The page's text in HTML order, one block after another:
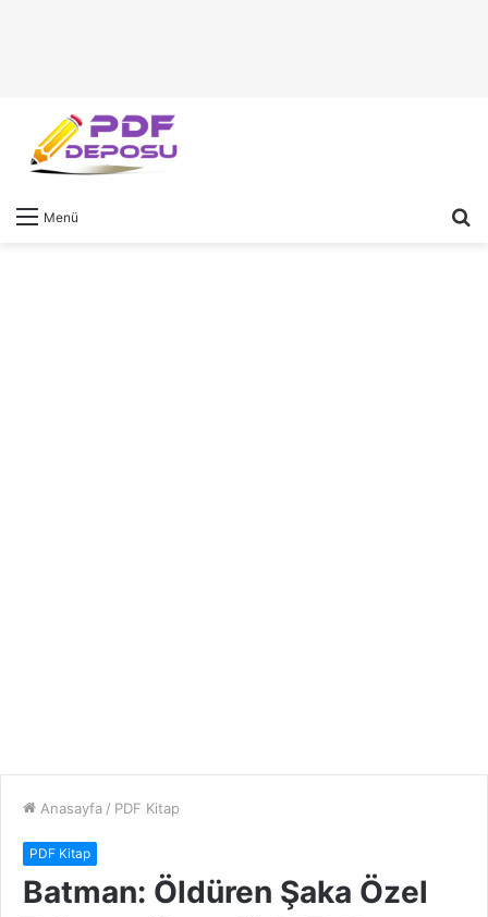
Menü
Anasayfa / PDF Kitap
PDF Kitap
Batman: Öldüren Şaka Özel